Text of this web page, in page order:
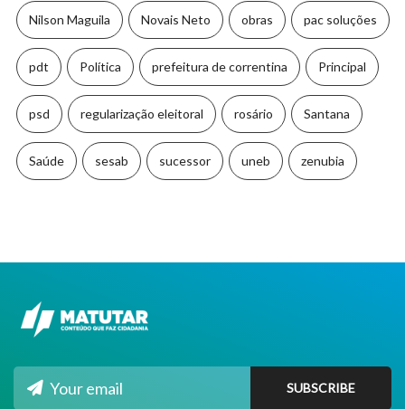
Nilson Maguila Novais Neto obras pac soluções
pdt Política prefeitura de correntina Principal
psd regularização eleitoral rosário Santana
Saúde sesab sucessor uneb zenubia